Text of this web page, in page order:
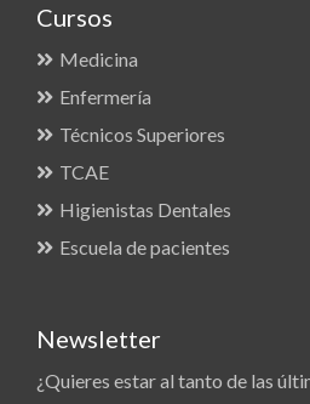
Cursos
Medicina
Enfermería
Técnicos Superiores
TCAE
Higienistas Dentales
Escuela de pacientes
Newsletter
¿Quieres estar al tanto de las